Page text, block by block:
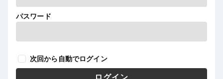
パスワード
次回から自動でログイン